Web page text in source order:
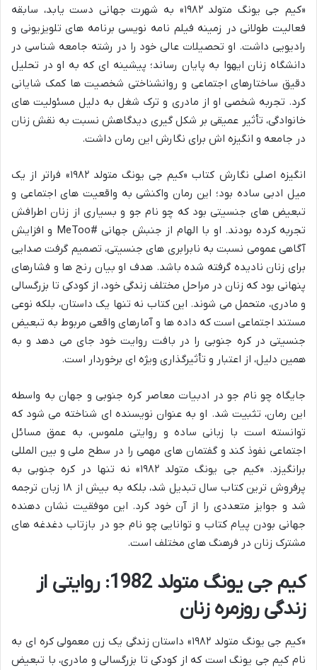
«کیم جی یونگ متولد ۱۹۸۲» به شهرت جهانی دست یابد، سابقه
فعالیت طولانی در زمینه فیلم نامه نویسی برنامه های تلویزیونی و
رادیویی داشت. او تحصیلات عالی خود را در رشته جامعه شناسی در
دانشگاه زنان ایهوا به پایان رساند؛ پیشینه ای که به او در تحلیل
دقیق ساختارهای اجتماعی و روانشناختی شخصیت ها کمک شایانی
کرد. تجربه شخصی او از مادری و ترک شغل به دلیل مسئولیت های
خانوادگی، تأثیر عمیقی بر شکل گیری دیدگاهش نسبت به نقش زنان
در جامعه و انگیزه اش برای نگارش این رمان داشت.
انگیزه اصلی نگارش کتاب «کیم جی یونگ متولد ۱۹۸۲» فراتر از یک
میل ادبی ساده بود؛ این رمان واکنشی به واقعیت های اجتماعی و
تبعیض های جنسیتی بود که چو نام جو و بسیاری از زنان اطرافش
تجربه کرده بودند. او با الهام از جنبش جهانی #MeToo و افزایش
آگاهی عمومی نسبت به نابرابری های جنسیتی، تصمیم گرفت صدایی
برای زنان نادیده گرفته شده باشد. هدف او بیان رنج ها و فشارهای
پنهانی بود که زنان در مراحل مختلف زندگی خود، از کودکی تا بزرگسالی
و مادری، متحمل می شوند. این کتاب نه تنها یک داستان، بلکه نوعی
مستند اجتماعی است که داده ها و آمارهای واقعی مربوط به تبعیض
جنسیتی در کره جنوبی را در بافت روایت خود جای می دهد و به
همین دلیل، از اعتبار و تأثیرگذاری ویژه ای برخوردار است.
جایگاه چو نام جو در ادبیات معاصر کره جنوبی و جهان به واسطه
این رمان، تثبیت شد. او به عنوان نویسنده ای شناخته می شود که
توانسته است با زبانی ساده و روایتی ملموس، به عمق مسائل
اجتماعی نفوذ کند و گفتمان های مهمی را در سطح ملی و بین المللی
برانگیزد. «کیم جی یونگ متولد ۱۹۸۲» نه تنها در کره جنوبی به
پرفروش ترین کتاب سال تبدیل شد، بلکه به بیش از ۱۸ زبان ترجمه
شد و جوایز متعددی را از آن خود کرد. این موفقیت نشان دهنده
جهانی بودن پیام کتاب و توانایی چو نام جو در بازتاب دغدغه های
مشترک زنان در فرهنگ های مختلف است.
کیم جی یونگ متولد 1982: روایتی از
زندگی روزمره زنان
«کیم جی یونگ متولد ۱۹۸۲» داستان زندگی یک زن معمولی کره ای به
نام کیم جی یونگ است که از کودکی تا بزرگسالی و مادری، با تبعیض